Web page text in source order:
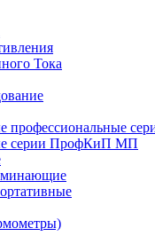
Тока
профессиональные
серии ПрофКиП МП